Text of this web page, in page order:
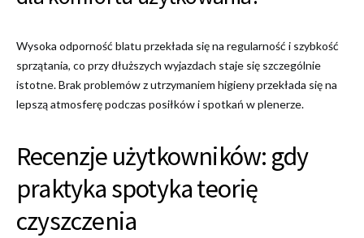
Wysoka odporność blatu przekłada się na regularność i szybkość
sprzątania, co przy dłuższych wyjazdach staje się szczególnie
istotne. Brak problemów z utrzymaniem higieny przekłada się na
lepszą atmosferę podczas posiłków i spotkań w plenerze.
Recenzje użytkowników: gdy
praktyka spotyka teorię
czyszczenia